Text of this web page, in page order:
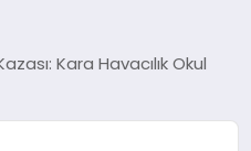
Kara Havacılık Okul